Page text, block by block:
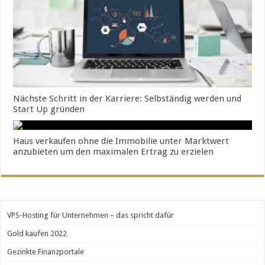
Nächste Schritt in der Karriere: Selbständig werden und
Start Up gründen
Haus verkaufen ohne die Immobilie unter Marktwert
anzubieten um den maximalen Ertrag zu erzielen
VPS-Hosting für Unternehmen – das spricht dafür
Gold kaufen 2022
Gezinkte Finanzportale